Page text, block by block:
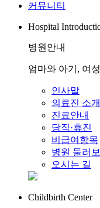
커뮤니티
Hospital
병원안내
엄마와 아기, 여
인사말
의료진 소개
진료안내
당직·휴진
비급여항목
병원 둘러보
오시는 길
Childbirth Center